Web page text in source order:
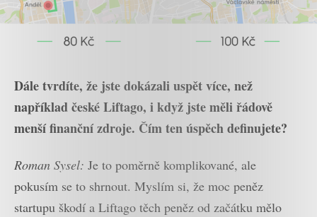
Dále tvrdíte, že jste dokázali uspět více, než
například české Liftago, i když jste měli řádově
menší finanční zdroje. Čím ten úspěch definujete?
Roman Sysel: Je to poměrně komplikované, ale
pokusím se to shrnout. Myslím si, že moc peněz
startupu škodí a Liftago těch peněz od začátku mělo